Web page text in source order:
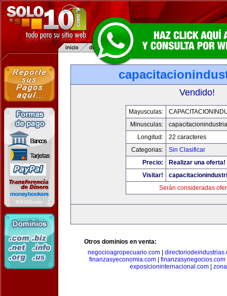
Vendido!
Mayusculas:
Minusculas:
Longitud:
22 caracteres
Categorias:
Sin Clasificar
Precio:
Realizar una oferta!
Visitar!
Serán consideradas
Otros dominios en venta:
negocioagropecuario.com
finanzasyeconomia.com| finanzasynegocios.com
exposicioninternacional.com|